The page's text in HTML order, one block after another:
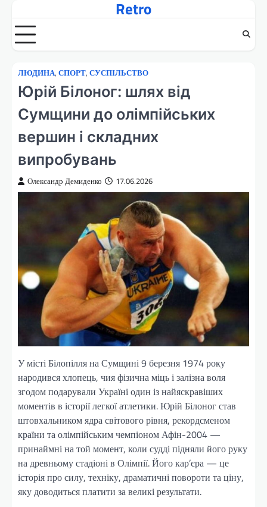
вмісту
Retro
ЛЮДИНА, СПОРТ, СУСПІЛЬСТВО
Юрій Білоног: шлях від
Сумщини до олімпійських
вершин і складних
випробувань
Олександр Демиденко 17.06.2026
У місті Білопілля на Сумщині 9 березня 1974 року
народився хлопець, чия фізична міць і залізна воля
згодом подарували Україні один із найяскравіших
моментів в історії легкої атлетики. Юрій Білоног став
штовхальником ядра світового рівня, рекордсменом
країни та олімпійським чемпіоном Афін-2004 —
принаймні на той момент, коли судді підняли його руку
на древньому стадіоні в Олімпії. Його кар’єра — це
історія про силу, техніку, драматичні повороти та ціну,
яку доводиться платити за великі результати.